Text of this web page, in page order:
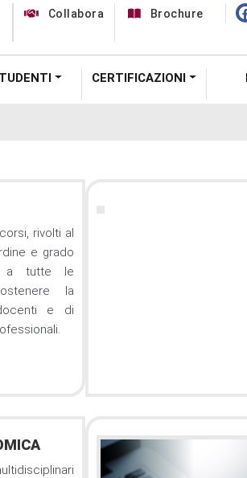
Collabora Brochure
CERTIFICAZIONI
rivolti al
e grado
a tutte le
la
e di